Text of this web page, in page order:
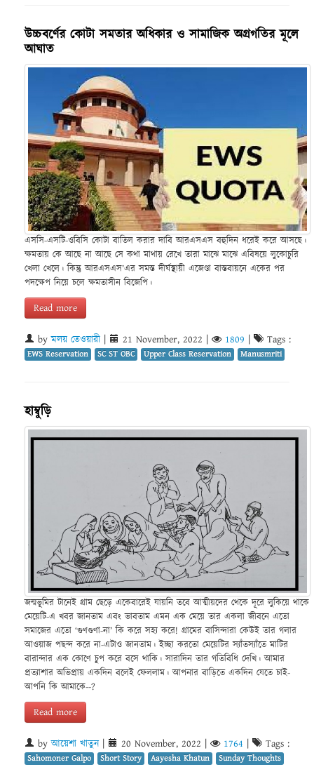
উচ্চবর্ণের কোটা সমতার অধিকার ও সামাজিক অগ্রগতির মূলে
আঘাত
এসসি-এসটি-ওবিসি কোটা বাতিল করার দাবি আরএসএস বহুদিন ধরেই করে আসছে।
ক্ষমতায় কে আছে না আছে সে কথা মাথায় রেখে তারা মাঝে মাঝে এবিষয়ে লুকোচুরি
খেলা খেলে। কিন্তু আরএসএস’এর সমস্ত দীর্ঘস্থায়ী এজেণ্ডা বাস্তবায়নে একের পর
পদক্ষেপ নিয়ে চলে ক্ষমতাসীন বিজেপি।
Read more
byমলয় তেওয়ারী 21 November, 2022 1809 Tags :
EWS Reservation SC ST OBC Upper Class Reservation Manusmriti
হাম্বুড়ি
জন্মভূমির টানেই গ্রাম ছেড়ে একেবারেই যায়নি তবে আত্মীয়দের থেকে দূরে লুকিয়ে থাকে
মেয়েটি-এ খবর জানতাম এবং ভাবতাম এমন এক মেয়ে তার একলা জীবনে এতো
সমাজের এতো ‘গুণগুণা-না’ কি করে সহ্য করে! গ্রামের বাসিন্দারা কেউই তার গলার
আওয়াজ পছন্দ করে না-এটাও জানতাম। ইচ্ছা করতো মেয়েটির স্যাঁতস্যাঁতে মাটির
বারান্দার এক কোণে চুপ করে বসে থাকি। সারাদিন তার গতিবিধি দেখি। আমার
প্রত্যাশার অভিপ্রায় একদিন বলেই ফেললাম। আপনার বাড়িতে একদিন যেতে চাই-
আপনি কি আমাকে--?
Read more
byআয়েশা খাতুন| 20 November, 2022 1764 Tags :
Sahomoner Galpo Short Story Aayesha Khatun Sunday Thoughts